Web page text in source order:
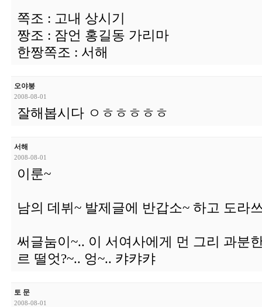
쪽조 : 고내 상시기
짱조 : 잠언 홍길동 가리마
한짱쪽조 : 서해
오야붕
2008-08-01
잘해봅시다 ㅇㅎㅎㅎㅎㅎ
서해
2008-08-01
이룬~
남의 데뷔~ 발제글에 반갑소~ 하고 도라
써글눔이~.. 이 서여사에게 먼 그리 과분
르 떨엇?~.. 엉~.. 캬캬캬
토 문
2008-08-01